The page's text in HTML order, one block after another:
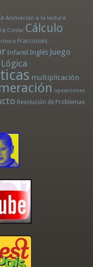
Animación a la lectura
Contar Cálculo
Fracciones
Infantil Inglés Juego
Lógica
multiplicación
operaciones
Resolución de Problemas